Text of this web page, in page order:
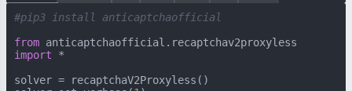
#pip3 install anticaptchaofficial
from
import *
solver = recaptchaV2Proxyless()